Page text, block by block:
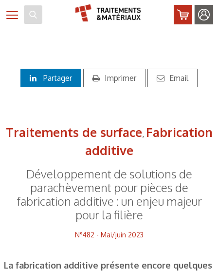
Toggle navigation
Partager Imprimer Email
Traitements de surface, Fabrication
additive
Développement de solutions de
parachèvement pour pièces de
fabrication additive : un enjeu majeur
pour la filière
N°482 - Mai/juin 2023
La fabrication additive présente encore quelques
Panneau de gestion des cookies